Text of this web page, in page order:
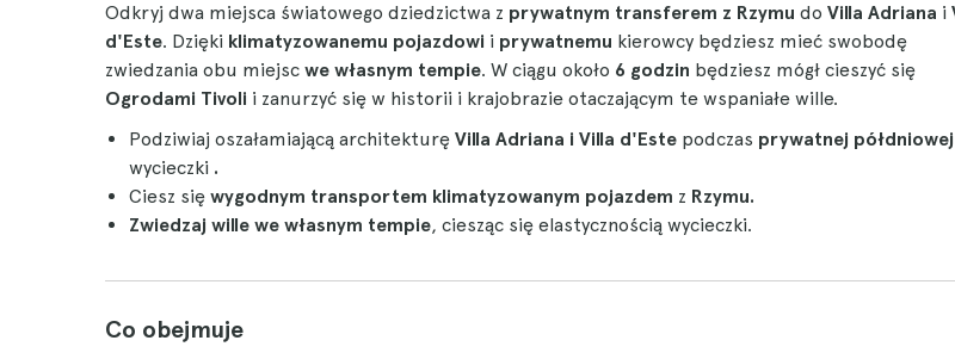
Odkryj dwa miejsca światowego dziedzictwa z prywatnym transferem z Rzymu do Villa Adriana i
d'Este. Dzięki klimatyzowanemu pojazdowi i prywatnemu kierowcy będziesz mieć swobodę
zwiedzania obu miejsc we własnym tempie. W ciągu około 6 godzin będziesz mógł cieszyć się
Ogrodami Tivoli i zanurzyć się w historii i krajobrazie otaczającym te wspaniałe wille.
Podziwiaj oszałamiającą architekturę Villa Adriana i Villa d'Este podczas prywatnej półdniowej
wycieczki .
Ciesz się wygodnym transportem klimatyzowanym pojazdem z Rzymu.
Zwiedzaj wille we własnym tempie, ciesząc się elastycznością wycieczki.
Co obejmuje